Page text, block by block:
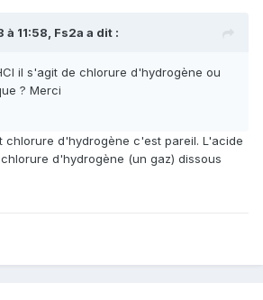
11:58, Fs2a a dit :
il s'agit de chlorure d'hydrogène ou
? Merci
chlorure d'hydrogène c'est pareil. L'acide
d'hydrogène (un gaz) dissous